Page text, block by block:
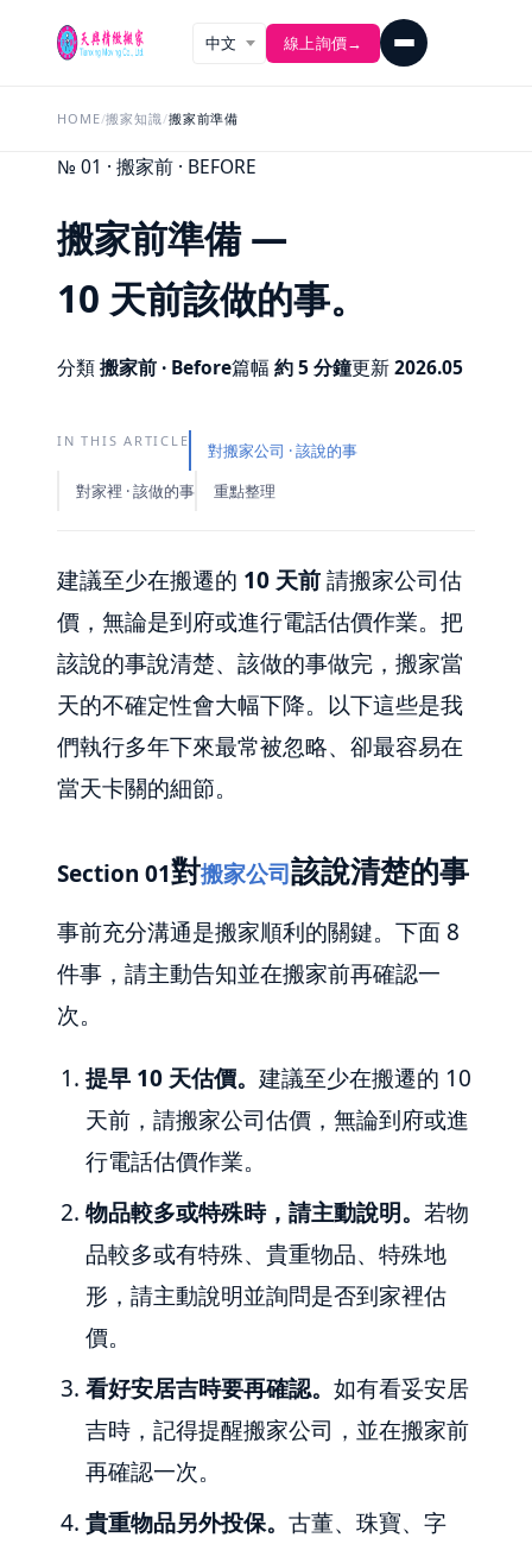
線上詢價→
HOME/搬家知識/搬家前準備
№ 01 · 搬家前 · BEFORE
搬家前準備 —
10 天前該做的事。
分類搬家前 · Before篇幅 約 5 分鐘更新2026.05
IN THIS ARTICLE
對搬家公司 · 該說的事
對家裡 · 該做的事
重點整理
建議至少在搬遷的 10 天前請搬家公司估
價，無論是到府或進行電話估價作業。把
該說的事說清楚、該做的事做完，搬家當
天的不確定性會大幅下降。以下這些是我
們執行多年下來最常被忽略、卻最容易在
當天卡關的細節。
Section 01對搬家公司該說清楚的事
事前充分溝通是搬家順利的關鍵。下面 8
件事，請主動告知並在搬家前再確認一
次。
提早 10 天估價。 建議至少在搬遷的 10
天前，請搬家公司估價，無論到府或進
行電話估價作業。
物品較多或特殊時，請主動說明。 若物
品較多或有特殊、貴重物品、特殊地
形，請主動說明並詢問是否到家裡估
價。
看好安居吉時要再確認。 如有看妥安居
吉時，記得提醒搬家公司，並在搬家前
再確認一次。
貴重物品另外投保。 古董、珠寶、字